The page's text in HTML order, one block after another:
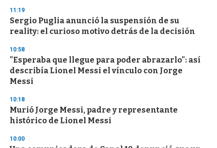
11:19
Sergio Puglia anunció la suspensión de su
reality: el curioso motivo detrás de la decisión
10:58
"Esperaba que llegue para poder abrazarlo": así
describía Lionel Messi el vínculo con Jorge
Messi
10:18
Murió Jorge Messi, padre y representante
histórico de Lionel Messi
10:00